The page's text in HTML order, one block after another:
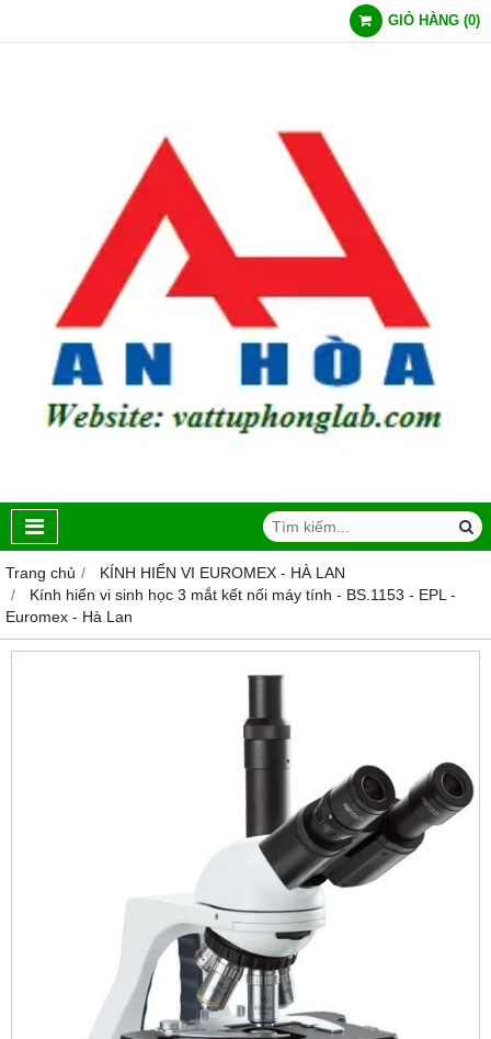
GIỎ HÀNG (0)
Trang chủ
KÍNH HIỂN VI EUROMEX - HÀ LAN
Kính hiển vi sinh học 3 mắt kết nối máy tính - BS.1153 ‑ EPL -
Euromex - Hà Lan